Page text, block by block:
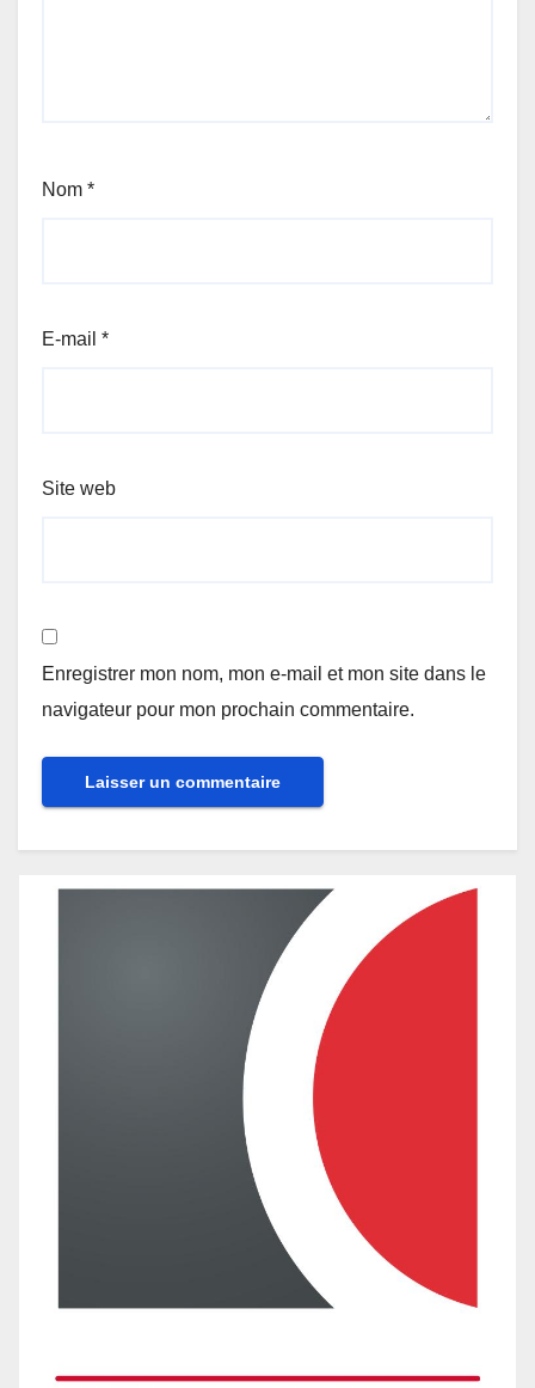
Nom *
E-mail *
Site web
Enregistrer mon nom, mon e-mail et mon site dans le
navigateur pour mon prochain commentaire.